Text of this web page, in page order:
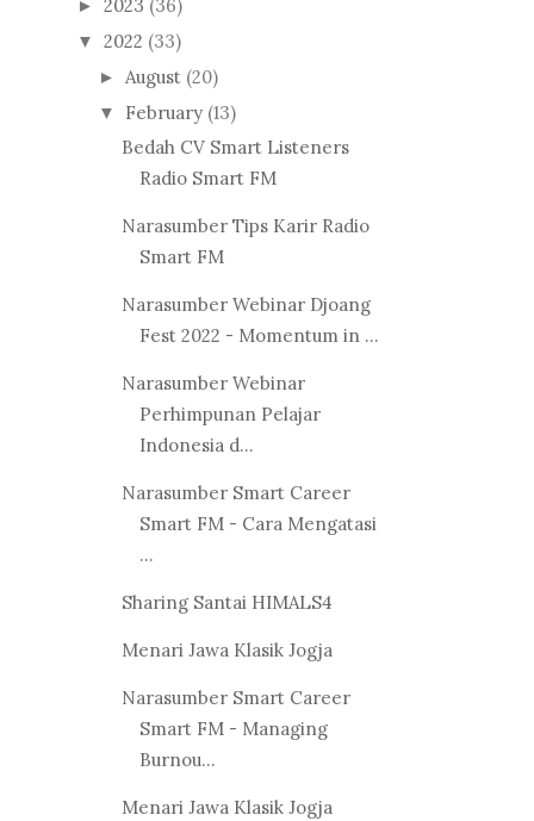
► 2023 (36)
▼ 2022 (33)
► August (20)
▼ February (13)
Bedah CV Smart Listeners
Radio Smart FM
Narasumber Tips Karir Radio
Smart FM
Narasumber Webinar Djoang
Fest 2022 - Momentum in ...
Narasumber Webinar
Perhimpunan Pelajar
Indonesia d...
Narasumber Smart Career
Smart FM - Cara Mengatasi
...
Sharing Santai HIMALS4
Menari Jawa Klasik Jogja
Narasumber Smart Career
Smart FM - Managing
Burnou...
Menari Jawa Klasik Jogja